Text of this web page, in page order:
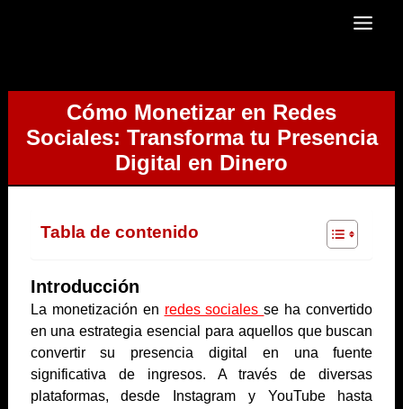
Cómo Monetizar en Redes
Sociales: Transforma tu Presencia
Digital en Dinero
Tabla de contenido
Introducción
La monetización en redes socialesse ha convertido
en una estrategia esencial para aquellos que buscan
convertir su presencia digital en una fuente
significativa de ingresos. A través de diversas
plataformas, desde Instagram y YouTube hasta